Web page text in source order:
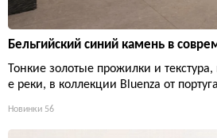
Бельгийский синий камень в
Тонкие золотые прожилки и
е реки, в коллекции Bluenza от
Новинки 56